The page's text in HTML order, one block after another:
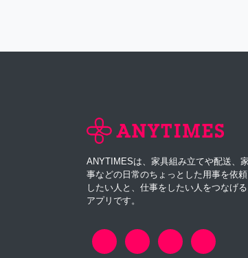
ANYTIMESは、家具組み立てや配送、家
事などの日常のちょっとした用事を依頼
したい人と、仕事をしたい人をつなげる
アプリです。